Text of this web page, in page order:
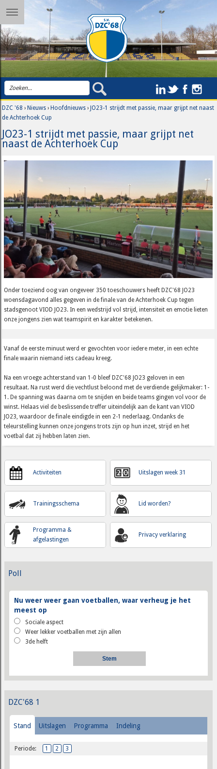
DZC '68 ›Nieuws ›Hoofdnieuws ›JO23-1 strijdt met passie, maar grijpt net naast
de Achterhoek Cup
JO23-1 strijdt met passie, maar grijpt net
naast de Achterhoek Cup
Onder toeziend oog van ongeveer 350 toeschouwers heeft DZC'68 JO23
woensdagavond alles gegeven in de finale van de Achterhoek Cup tegen
stadsgenoot VIOD JO23. In een wedstrijd vol strijd, intensiteit en emotie lieten
onze jongens zien wat teamspirit en karakter betekenen.
Vanaf de eerste minuut werd er gevochten voor iedere meter, in een echte
finale waarin niemand iets cadeau kreeg.
Na een vroege achterstand van 1-0 bleef DZC'68 JO23 geloven in een
resultaat. Na rust werd die vechtlust beloond met de verdiende gelijkmaker: 1-
1. De spanning was daarna om te snijden en beide teams gingen vol voor de
winst. Helaas viel de beslissende treffer uiteindelijk aan de kant van VIOD
JO23, waardoor de finale eindigde in een 2-1 nederlaag. Ondanks de
teleurstelling kunnen onze jongens trots zijn op hun inzet, strijd en het
voetbal dat zij hebben laten zien.
Activiteiten
Trainingsschema
Programma &
afgelastingen
Uitslagen week 31
Lid worden?
Privacy verklaring
Poll
Nu weer weer gaan voetballen, waar verheug je het
meest op
Sociale aspect
Weer lekker voetballen met zijn allen
3de helft
DZC'68 1
Stand Uitslagen Programma Indeling
Periode: 1 2 3